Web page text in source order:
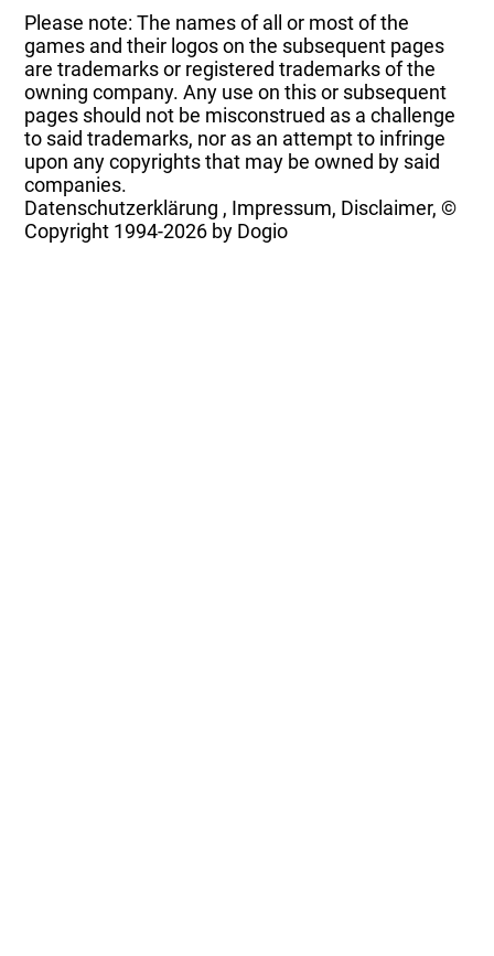
Please note: The names of all or most of the
games and their logos on the subsequent pages
are trademarks or registered trademarks of the
owning company. Any use on this or subsequent
pages should not be misconstrued as a challenge
to said trademarks, nor as an attempt to infringe
upon any copyrights that may be owned by said
companies.
Datenschutzerklärung , Impressum, Disclaimer, ©
Copyright 1994-2026 by Dogio